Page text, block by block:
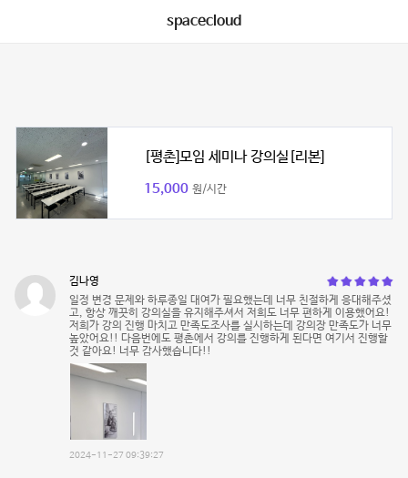
spacecloud
[평촌]모임 세미나 강의실[리본]
15,000 원/시간
김나영
일정 변경 문제와 하루종일 대여가 필요했는데 너무 친절하게 응대해주셨
고, 항상 깨끗히 강의실을 유지해주셔서 저희도 너무 편하게 이용했어요!
저희가 강의 진행 마치고 만족도조사를 실시하는데 강의장 만족도가 너무
높았어요!! 다음번에도 평촌에서 강의를 진행하게 된다면 여기서 진행할
것 같아요! 너무 감사했습니다!!
2024-11-27 09:39:27